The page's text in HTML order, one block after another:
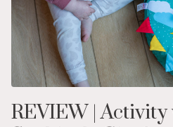
REVIEW | Activity